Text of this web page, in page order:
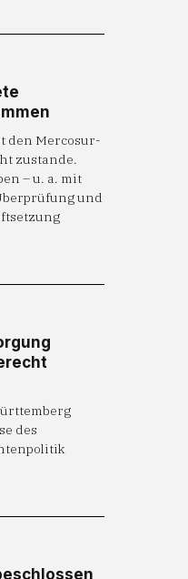
den Mercosur-
zustande.
– u. a. mit
und
des